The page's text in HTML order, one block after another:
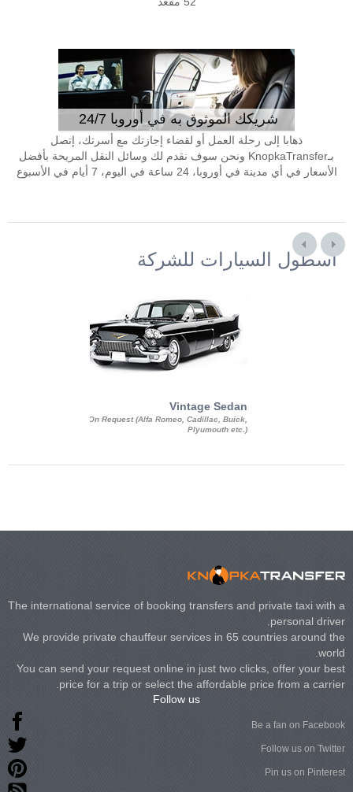
شريكك الموثوق به في أوروبا 24/7
ذهابا إلى رحلة العمل أو لقضاء إجازتك مع أسرتك، إتصل
بـKnopkaTransfer ونحن سوف نقدم لك وسائل النقل المريحة بأفضل
الأسعار في أي مدينة في أوروبا، 24 ساعة في اليوم، 7 أيام في الأسبوع
أسطول السيارات للشركة
Vintage Sedan
On Request (Alfa Romeo, Cadillac, Buick,
Plyumouth etc.)
The international service of booking transfers and private taxi with a
personal driver.
We provide private chauffeur services in 65 countries around the
world.
You can send your request online in just two clicks, offer your best
price for a trip or select the affordable price from a carrier.
Follow us
Be a fan on Facebook
Follow us on Twitter
Pin us on Pinterest